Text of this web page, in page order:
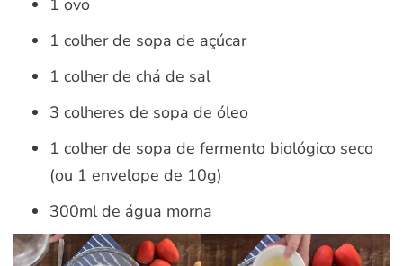
1 ovo
1 colher de sopa de açúcar
1 colher de chá de sal
3 colheres de sopa de óleo
1 colher de sopa de fermento biológico seco
(ou 1 envelope de 10g)
300ml de água morna